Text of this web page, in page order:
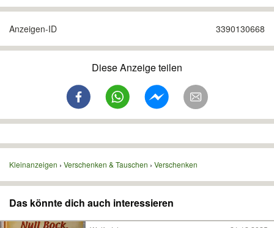
Anzeigen-ID 3390130668
Diese Anzeige teilen
Kleinanzeigen Verschenken & Tauschen Verschenken
Das könnte dich auch interessieren